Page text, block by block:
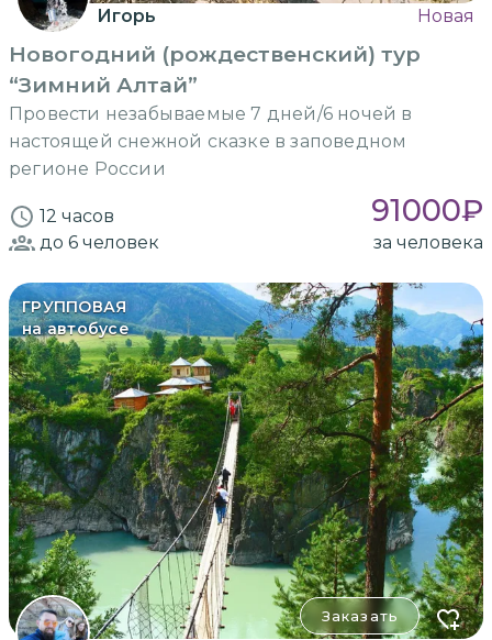
Игорь Новая
Новогодний (рождественский) тур
“Зимний Алтай”
Провести незабываемые 7 дней/6 ночей в
настоящей снежной сказке в заповедном
регионе России
12 часов 91000₽
до 6 человек за человека
ГРУППОВАЯ
на автобусе
Заказать